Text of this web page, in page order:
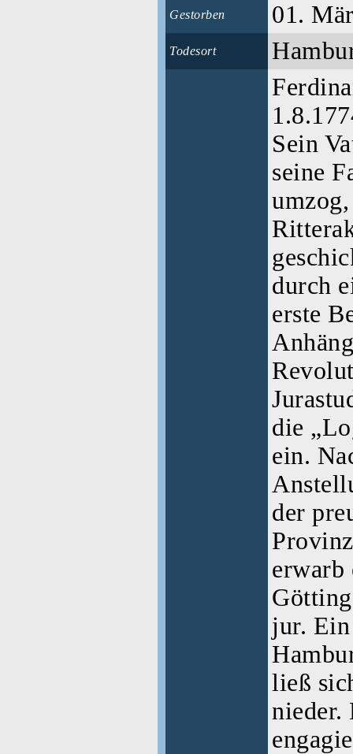
Gestorben 01.
Todesort
Sein
seine
durch
erste
die
ein.
der
erwarb
jur.
ließ
nieder.